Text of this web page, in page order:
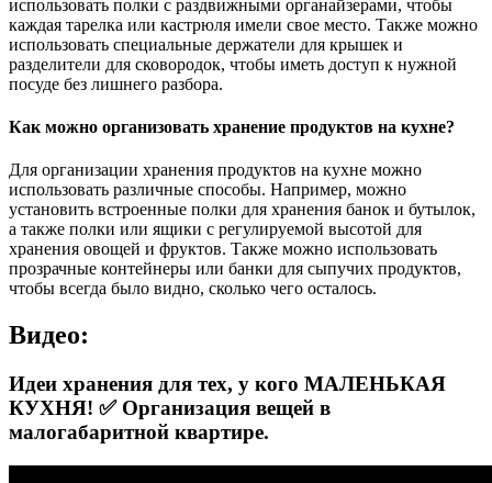
использовать полки с раздвижными органайзерами, чтобы
каждая тарелка или кастрюля имели свое место. Также можно
использовать специальные держатели для крышек и
разделители для сковородок, чтобы иметь доступ к нужной
посуде без лишнего разбора.
Как можно организовать хранение продуктов на кухне?
Для организации хранения продуктов на кухне можно
использовать различные способы. Например, можно
установить встроенные полки для хранения банок и бутылок,
а также полки или ящики с регулируемой высотой для
хранения овощей и фруктов. Также можно использовать
прозрачные контейнеры или банки для сыпучих продуктов,
чтобы всегда было видно, сколько чего осталось.
Видео:
Идеи хранения для тех, у кого МАЛЕНЬКАЯ
КУХНЯ! ✅ Организация вещей в
малогабаритной квартире.